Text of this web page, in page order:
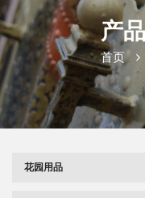
产
首页
花园用品